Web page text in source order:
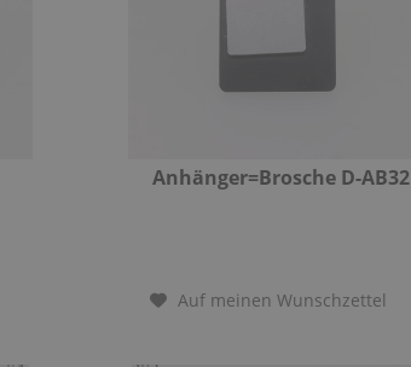
Anhänger=Brosche D-AB32
Auf meinen Wunschzettel